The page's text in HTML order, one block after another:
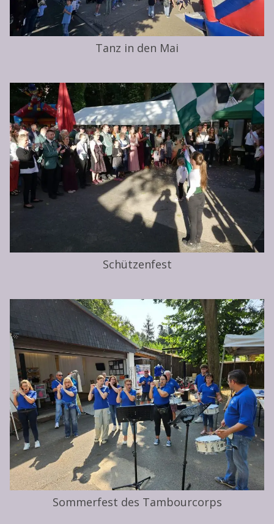
Tanz in den Mai
Schützenfest
Sommerfest des Tambourcorps